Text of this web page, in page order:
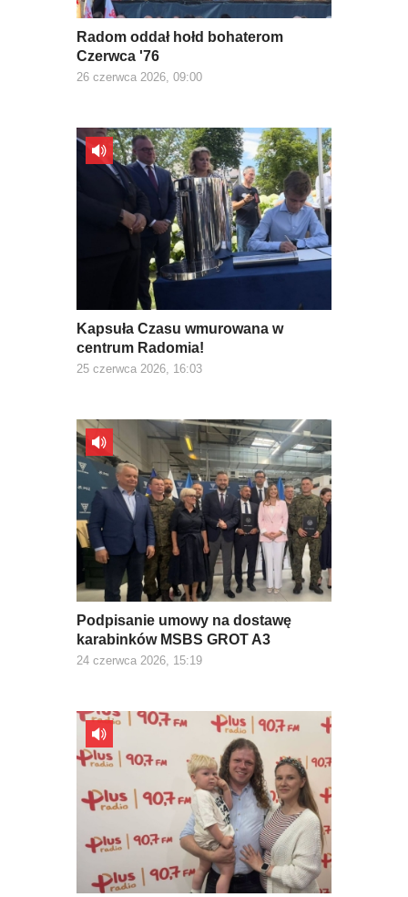
Radom oddał hołd bohaterom
Czerwca '76
26 czerwca 2026, 09:00
Kapsuła Czasu wmurowana w
centrum Radomia!
25 czerwca 2026, 16:03
Podpisanie umowy na dostawę
karabinków MSBS GROT A3
24 czerwca 2026, 15:19